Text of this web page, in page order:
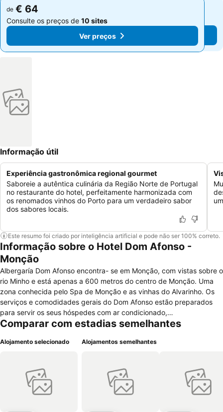
de € 64
Consulte os preços de 10 sites
Ver preços
de € 64
Consulte os preços de 10 sites
Ver preços
Informação útil
Experiência gastronômica regional gourmet
Saboreie a autêntica culinária da Região Norte de Portugal
no restaurante do hotel, perfeitamente harmonizada com
os renomados vinhos do Porto para um verdadeiro sabor
dos sabores locais.
Este resumo foi criado por inteligência artificial e pode não ser 100% correto.
Informação sobre o Hotel Dom Afonso -
Monção
Albergaría Dom Afonso encontra- se em Monção, com vistas sobre o
rio Minho e está apenas a 600 metros do centro de Monção. Uma
zona conhecida pelo Spa de Monção e as vinhas do Alvarinho. Os
serviços e comodidades gerais do Dom Afonso estão preparados
para servir os seus hóspedes com ar condicionado,
aquecimento,quartos para não fumadores, quartos/comodidades
todos os espaços públicos ou privados, bar, terraço e restaurante
parque infantil, caminhadas, andar de bicicleta, Têm também
serviços de quartos com fax/fotocopiadora e internet. As condições
que oferece para passar um noite relaxante e tranquila dispõe de ar
Comparar com estadias semelhantes
Alojamento selecionado Alojamentos semelhantes